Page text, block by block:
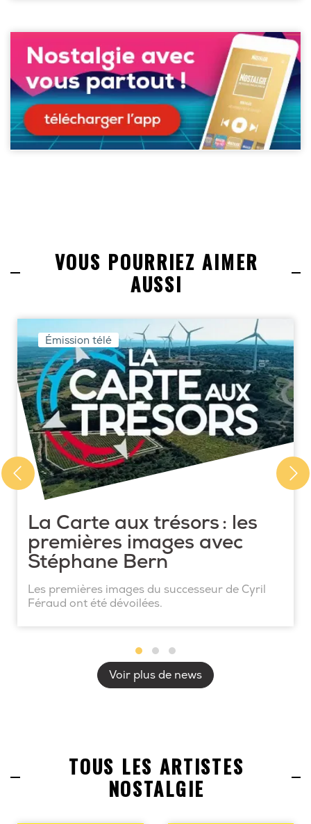
VOUS POURRIEZ AIMER
AUSSI
Émission télé
La Carte aux trésors : les
premières images avec
Stéphane Bern
Les premières images du successeur de Cyril
Féraud ont été dévoilées.
Voir plus de news
TOUS LES ARTISTES
NOSTALGIE